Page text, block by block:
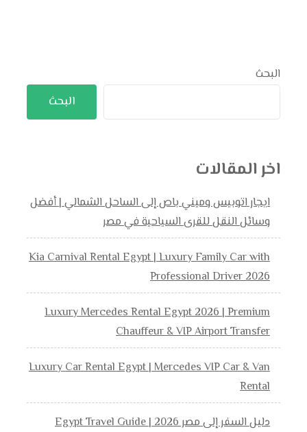
البحث
البحث
اخر المقالات
ايجار اتوبيس وميني باص إلى الساحل الشمالي | أفضل
وسائل النقل للقرى السياحية في مصر
Kia Carnival Rental Egypt | Luxury Family Car with
Professional Driver 2026
Luxury Mercedes Rental Egypt 2026 | Premium
Chauffeur & VIP Airport Transfer
Luxury Car Rental Egypt | Mercedes VIP Car & Van
Rental
دليل السفر إلى مصر 2026 | Egypt Travel Guide